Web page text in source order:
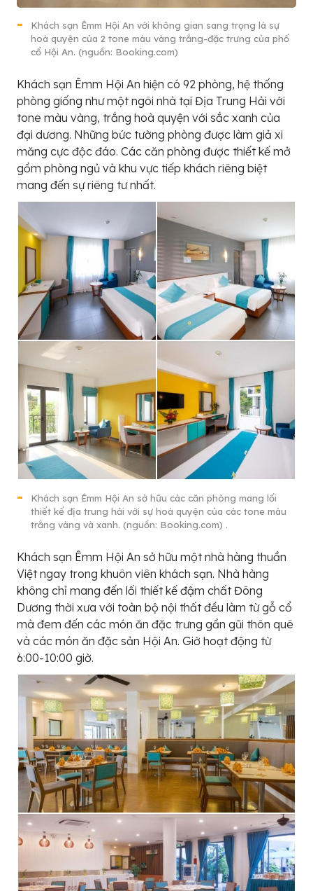
Khách sạn Êmm Hội An với không gian sang trọng là sự
hoà quyện của 2 tone màu vàng trắng-đặc trưng của phố
cổ Hội An. (nguồn: Booking.com)
Khách sạn Êmm Hội An hiện có 92 phòng, hệ thống
phòng giống như một ngôi nhà tại Địa Trung Hải với
tone màu vàng, trắng hoà quyện với sắc xanh của
đại dương. Những bức tường phòng được làm giả xi
măng cực độc đáo. Các căn phòng được thiết kế mở
gồm phòng ngủ và khu vực tiếp khách riêng biệt
mang đến sự riêng tư nhất.
Khách sạn Êmm Hội An sở hữu các căn phòng mang lối
thiết kế địa trung hải với sự hoà quyện của các tone màu
trắng vàng và xanh. (nguồn: Booking.com) .
Khách sạn Êmm Hội An sở hữu một nhà hàng thuần
Việt ngay trong khuôn viên khách sạn. Nhà hàng
không chỉ mang đến lối thiết kế đậm chất Đông
Dương thời xưa với toàn bộ nội thất đều làm từ gỗ cổ
mà đem đến các món ăn đặc trưng gần gũi thôn quê
và các món ăn đặc sản Hội An. Giờ hoạt động từ
6:00-10:00 giờ.